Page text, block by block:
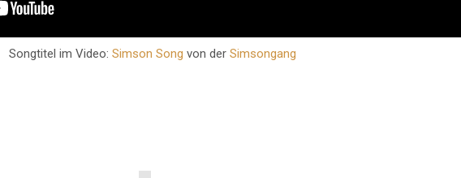
Songtitel im Video: Simson Song von der Simsongang